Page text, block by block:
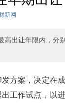
新网
高出让年限内，分
方案，决定在
工作试点，以